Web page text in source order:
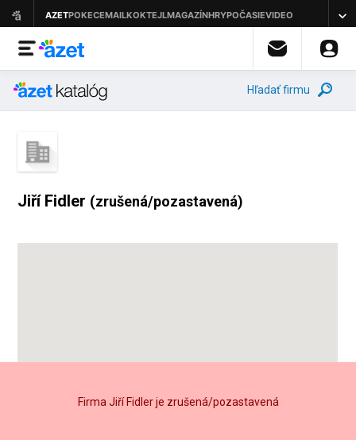
Hľadať firmu
Jiří Fidler (zrušená/pozastavená)
Firma Jiří Fidler je zrušená/pozastavená